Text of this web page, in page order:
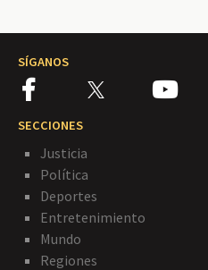
SÍGANOS
SECCIONES
Justicia
Política
Deportes
Entretenimiento
Mundo
Regiones